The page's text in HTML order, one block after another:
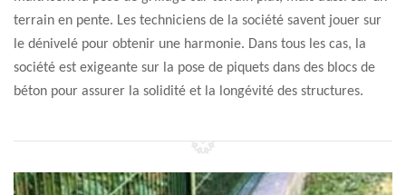
terrain en pente. Les techniciens de la société savent jouer sur
le dénivelé pour obtenir une harmonie. Dans tous les cas, la
société est exigeante sur la pose de piquets dans des blocs de
béton pour assurer la solidité et la longévité des structures.